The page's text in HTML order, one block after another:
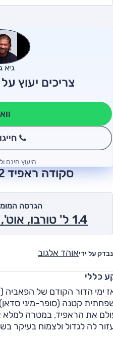
גיא
צריכים יעוץ
חייגו 3262
היעוץ חינם
סקודה ראפיד 2012 חוות דעת
נבדק על ידיאוהד אלגוב
הגרסה
1.4 ל' טורבו, אוט', Elegance 2012
כללי
קטנה (סופר-מיני
את הראפיד, במטרה למלא